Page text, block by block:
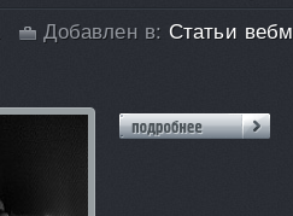
Добавлен в: Статьи